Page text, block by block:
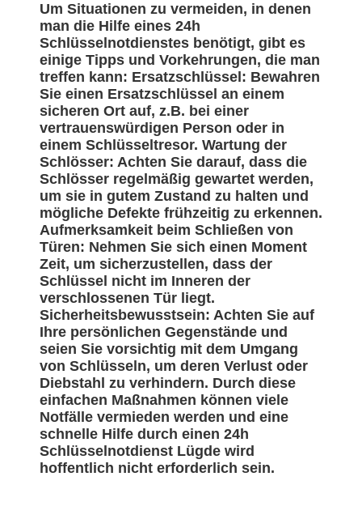
Um Situationen zu vermeiden, in denen
man die Hilfe eines 24h
Schlüsselnotdienstes benötigt, gibt es
einige Tipps und Vorkehrungen, die man
treffen kann: Ersatzschlüssel: Bewahren
Sie einen Ersatzschlüssel an einem
sicheren Ort auf, z.B. bei einer
vertrauenswürdigen Person oder in
einem Schlüsseltresor. Wartung der
Schlösser: Achten Sie darauf, dass die
Schlösser regelmäßig gewartet werden,
um sie in gutem Zustand zu halten und
mögliche Defekte frühzeitig zu erkennen.
Aufmerksamkeit beim Schließen von
Türen: Nehmen Sie sich einen Moment
Zeit, um sicherzustellen, dass der
Schlüssel nicht im Inneren der
verschlossenen Tür liegt.
Sicherheitsbewusstsein: Achten Sie auf
Ihre persönlichen Gegenstände und
seien Sie vorsichtig mit dem Umgang
von Schlüsseln, um deren Verlust oder
Diebstahl zu verhindern. Durch diese
einfachen Maßnahmen können viele
Notfälle vermieden werden und eine
schnelle Hilfe durch einen 24h
Schlüsselnotdienst Lügde wird
hoffentlich nicht erforderlich sein.